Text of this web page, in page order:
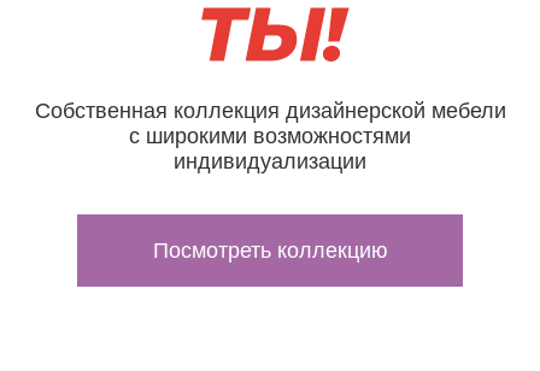
Посмотреть коллекцию
Собственная коллекция дизайнерской мебели
с широкими возможностями
индивидуализации